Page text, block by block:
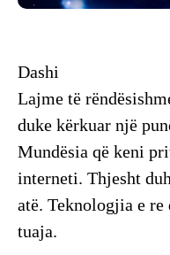
Dashi
Lajme të
duke kërkuar një
Mundësia që keni
interneti. Thjesht
atë. Teknologjia e
tuaja.